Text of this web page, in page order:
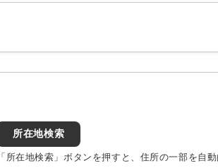
所在地検索
「所在地検索」ボタンを押すと、住所の一部を自動